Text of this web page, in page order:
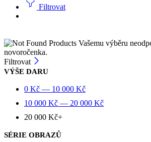
Filtrovat
Vašemu výběru
novoročenka.
Filtrovat
VÝŠE DARU
0 Kč — 10 000 Kč
10 000 Kč — 20 000 Kč
20 000 Kč+
SÉRIE OBRAZŮ